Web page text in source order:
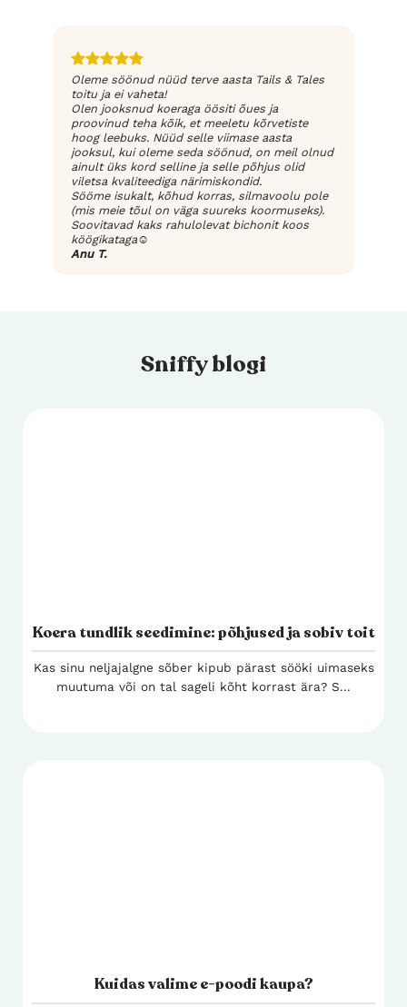
Oleme söönud nüüd terve aasta Tails & Tales
toitu ja ei vaheta!
Olen jooksnud koeraga öösiti õues ja
proovinud teha kõik, et meeletu kõrvetiste
hoog leebuks. Nüüd selle viimase aasta
jooksul, kui oleme seda söönud, on meil olnud
ainult üks kord selline ja selle põhjus olid
viletsa kvaliteediga närimiskondid.
Sööme isukalt, kõhud korras, silmavoolu pole
(mis meie tõul on väga suureks koormuseks).
Soovitavad kaks rahulolevat bichonit koos
köögikataga☺️
Anu T.
Sniffy blogi
Koera tundlik seedimine: põhjused ja sobiv toit
Kas sinu neljajalgne sõber kipub pärast sööki uimaseks
muutuma või on tal sageli kõht korrast ära? S...
Kuidas valime e-poodi kaupa?